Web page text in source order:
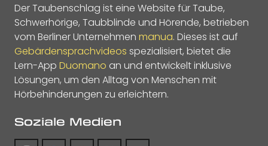
Der Taubenschlag ist eine Website für Taube,
Schwerhörige, Taubblinde und Hörende, betrieben
vom Berliner Unternehmen manua. Dieses ist auf
Gebärdensprachvideos spezialisiert, bietet die
Lern-App Duomano an und entwickelt inklusive
Lösungen, um den Alltag von Menschen mit
Hörbehinderungen zu erleichtern.
Soziale Medien